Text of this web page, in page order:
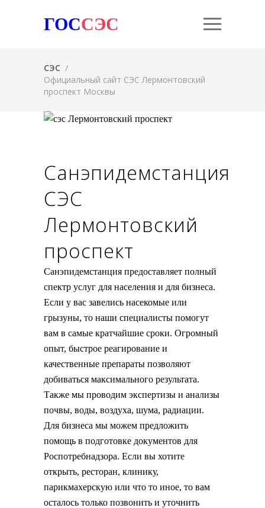
ГОССЭС
СЭС /
Официальный сайт СЭС Лермонтовский
проспект Москвы
Санэпидемстанция
СЭС
Лермонтовский
проспект
Санэпидемстанция предоставляет полный
спектр услуг для населения и для бизнеса.
Если у вас завелись насекомые или
грызуны, то наши специалисты помогут
вам в самые кратчайшие сроки. Огромный
опыт, быстрое реагирование и
качественные препараты позволяют
добиваться максимального результата.
Также мы проводим экспертизы и анализы
почвы, воды, воздуха, шума, радиации.
Для бизнеса мы можем предложить
помощь в подготовке документов для
Роспотребнадзора. Если вы хотите
открыть, ресторан, клинику,
парикмахерскую или что то иное, то вам
осталось только позвонить и уточнить